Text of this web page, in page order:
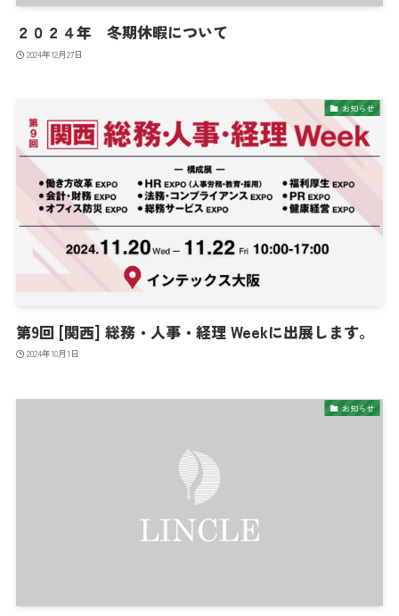
２０２４年 冬期休暇について
2024年12月27日
お知らせ
第9回 [関西] 総務・人事・経理 Weekに出展します。
2024年10月1日
お知らせ